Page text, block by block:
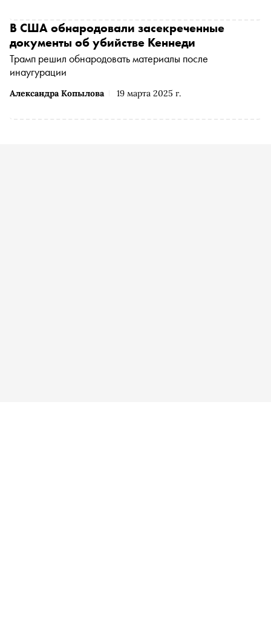
Александра Копылова 19 марта 2025 г.
В США обнародовали засекреченные
документы об убийстве Кеннеди
Трамп решил обнародовать материалы после
инаугурации